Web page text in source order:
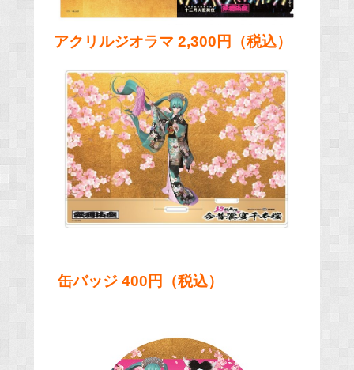
アクリルジオラマ 2,300円（税込）
缶バッジ 400円（税込）